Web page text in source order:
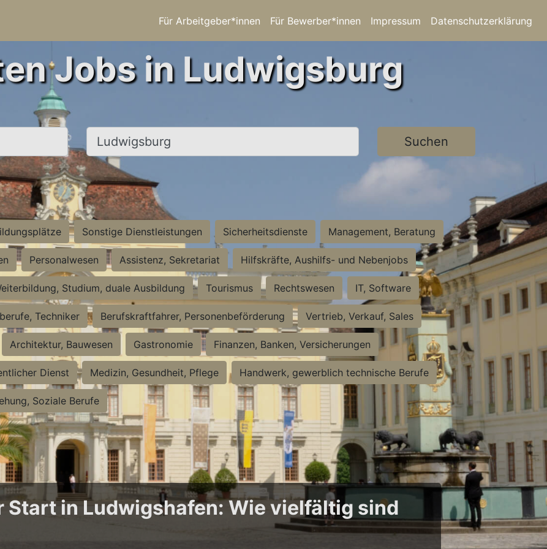
Für Arbeitgeber*innen Für Bewerber*innen Impressum Datenschutzerklärung
Jobs in Ludwigsburg
Ort, Stadt Suchen
Sonstige Dienstleistungen Sicherheitsdienste Management, Beratung
Personalwesen Assistenz, Sekretariat Hilfskräfte, Aushilfs- und Nebenjobs
Studium, duale Ausbildung Tourismus Rechtswesen IT, Software
Techniker Berufskraftfahrer, Personenbeförderung Vertrieb, Verkauf, Sales
Architektur, Bauwesen Gastronomie Finanzen, Banken, Versicherungen
Dienst Medizin, Gesundheit, Pflege Handwerk, gewerblich technische Berufe
Soziale Berufe
Start in Ludwigshafen: Wie vielfältig sind